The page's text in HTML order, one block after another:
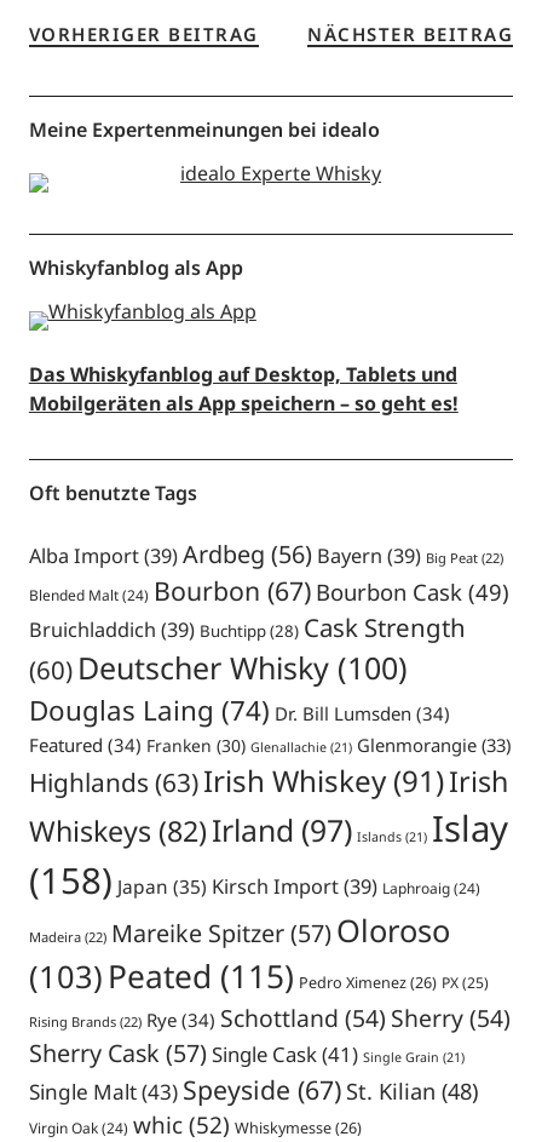
VORHERIGER BEITRAG NÄCHSTER BEITRAG
Meine Expertenmeinungen bei idealo
Whiskyfanblog als App
Das Whiskyfanblog auf Desktop, Tablets und
Mobilgeräten als App speichern – so geht es!
Oft benutzte Tags
Alba Import(39)Ardbeg (56) Bayern (39) Big Peat(22)
Blended Malt(24) Bourbon (67) Bourbon Cask (49)
Bruichladdich (39) Buchtipp(28) Cask Strength
(60) Deutscher Whisky(100)
Douglas Laing (74) Dr. Bill Lumsden (34)
Featured (34) Franken (30) Glenallachie(21) Glenmorangie(33)
Highlands (63)Irish Whiskey(91)Irish
Whiskeys (82)Irland (97) Islands(21) Islay
(158) Japan (35) Kirsch Import(39) Laphroaig(24)
Madeira(22) Mareike Spitzer(57)Oloroso
(103) Peated (115) Pedro Ximenez(26) PX(25)
Rising Brands(22) Rye(34) Schottland (54) Sherry(54)
Sherry Cask (57)Single Cask(41) Single Grain (21)
Single Malt(43) Speyside (67) St. Kilian (48)
Virgin Oak(24) whic(52) Whiskymesse(26)